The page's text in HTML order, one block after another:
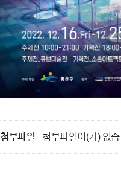
첨부파일 첨부파일이(가) 없